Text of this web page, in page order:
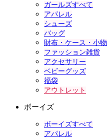
ガールズすべて
アパレル
シューズ
バッグ
財布・ケース・小物
ファッション雑貨
アクセサリー
ベビーグッズ
福袋
アウトレット
ボーイズ
ボーイズすべて
アパレル